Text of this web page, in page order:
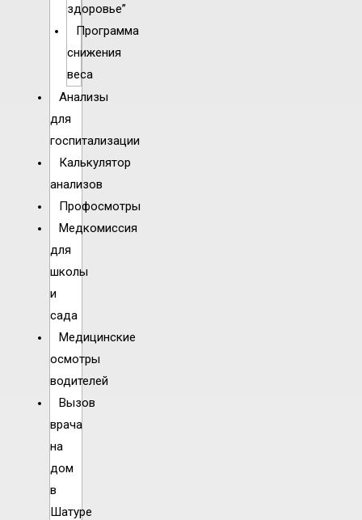
здоровье”
Программа
снижения
веса
Анализы
для
госпитализации
Калькулятор
анализов
Профосмотры
Медкомиссия
для
школы
и
сада
Медицинские
осмотры
водителей
Вызов
врача
на
дом
в
Шатуре